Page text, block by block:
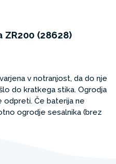
(28628)
v notranjost, da do nje
do kratkega stika. Ogrodja
odpreti. Če baterija ne
ogrodje sesalnika (brez